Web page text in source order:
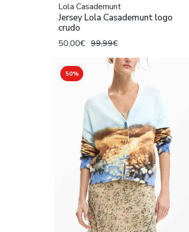
Lola Casademunt
Jersey Lola Casademunt logo
crudo
50,00€ 99,99€
50%